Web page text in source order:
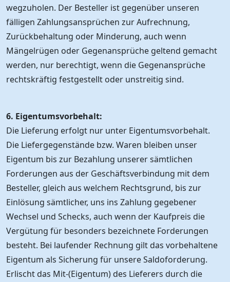
wegzuholen. Der Besteller ist gegenüber unseren
fälligen Zahlungsansprüchen zur Aufrechnung,
Zurückbehaltung oder Minderung, auch wenn
Mängelrügen oder Gegenansprüche geltend gemacht
werden, nur berechtigt, wenn die Gegenansprüche
rechtskräftig festgestellt oder unstreitig sind.
6. Eigentumsvorbehalt:
Die Lieferung erfolgt nur unter Eigentumsvorbehalt.
Die Liefergegenstände bzw. Waren bleiben unser
Eigentum bis zur Bezahlung unserer sämtlichen
Forderungen aus der Geschäftsverbindung mit dem
Besteller, gleich aus welchem Rechtsgrund, bis zur
Einlösung sämtlicher, uns ins Zahlung gegebener
Wechsel und Schecks, auch wenn der Kaufpreis die
Vergütung für besonders bezeichnete Forderungen
besteht. Bei laufender Rechnung gilt das vorbehaltene
Eigentum als Sicherung für unsere Saldoforderung.
Erlischt das Mit-(Eigentum) des Lieferers durch die